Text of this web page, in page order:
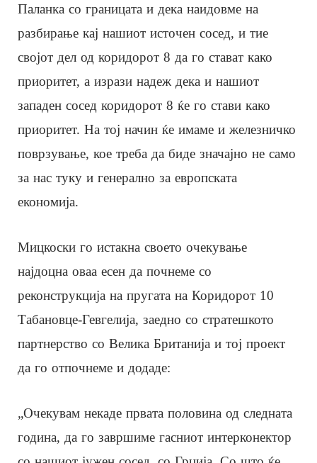
Паланка со границата и дека наидовме на
разбирање кај нашиот источен сосед, и тие
својот дел од коридорот 8 да го стават како
приоритет, а изрази надеж дека и нашиот
западен сосед коридорот 8 ќе го стави како
приоритет. На тој начин ќе имаме и железничко
поврзување, кое треба да биде значајно не само
за нас туку и генерално за европската
економија.
Мицкоски го истакна своето очекување
најдоцна оваа есен да почнеме со
реконструкција на пругата на Коридорот 10
Табановце-Гевгелија, заедно со стратешкото
партнерство со Велика Британија и тој проект
да го отпочнеме и додаде:
„Очекувам некаде првата половина од следната
година, да го завршиме гасниот интерконектор